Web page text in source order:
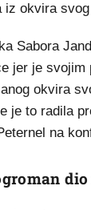
iz okvira
Sabora
jer je
okvira
je to radila
na